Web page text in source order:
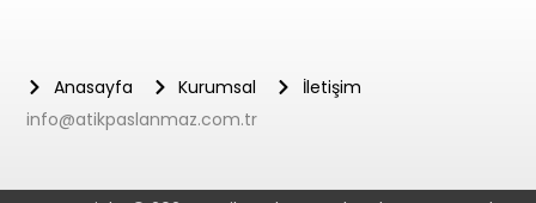
Anasayfa Kurumsal
İletişim
info@atikpaslanmaz.com.tr